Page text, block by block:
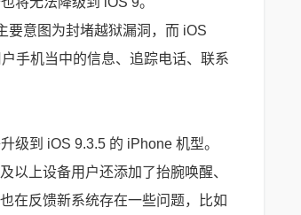
要意图为封堵越狱漏洞，而 iOS
手机当中的信息、追踪电话、联系
级到 iOS 9.3.5 的 iPhone 机型。
以上设备用户还添加了抬腕唤醒、
在反馈新系统存在一些问题，比如